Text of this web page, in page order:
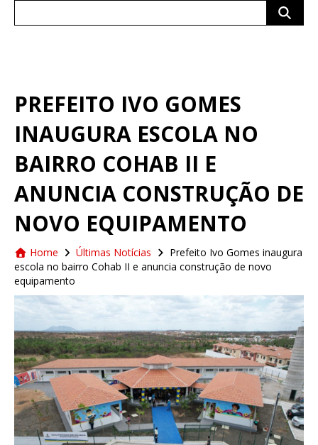
PREFEITO IVO GOMES
INAUGURA ESCOLA NO
BAIRRO COHAB II E
ANUNCIA CONSTRUÇÃO DE
NOVO EQUIPAMENTO
Home Últimas Notícias
Prefeito Ivo Gomes inaugura
escola no bairro Cohab II e anuncia construção de novo
equipamento